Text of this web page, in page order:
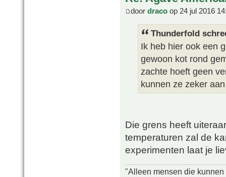
door draco op 24 jul 2016
Thunderfold
Ik heb hier ook een
gewoon kot rond
zachte hoeft geen
kunnen ze zeker
Die grens heeft
temperaturen zal de
experimenten laat je
"Alleen mensen die